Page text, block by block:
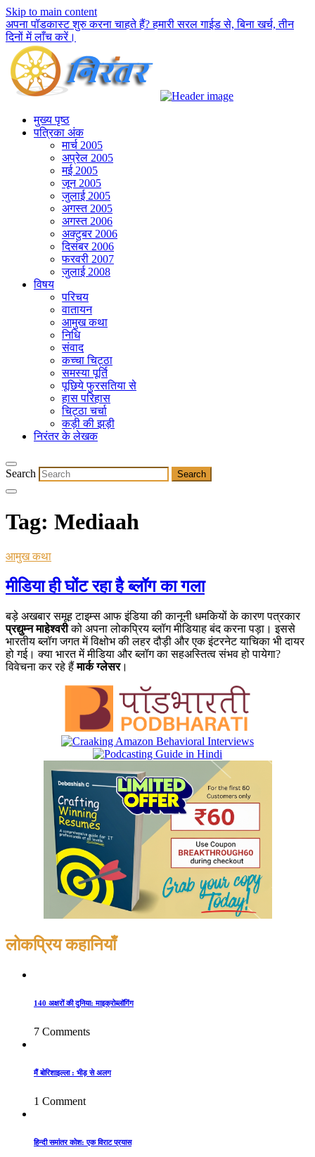
Skip to main content
अपना पॉडकास्ट शुरु करना चाहते हैं? हमारी सरल गाईड से, बिना खर्च, तीन
दिनों में लाँच करें।
मुख्य पृष्ठ
पत्रिका अंक
मार्च 2005
अप्रेल 2005
मई 2005
जून 2005
जुलाई 2005
अगस्त 2005
अगस्त 2006
अक्टुबर 2006
दिसंबर 2006
फरवरी 2007
जुलाई 2008
विषय
परिचय
वातायन
आमुख कथा
निधि
संवाद
कच्चा चिट्ठा
समस्या पूर्ति
पूछिये फुरसतिया से
हास परिहास
चिट्ठा चर्चा
कड़ी की झड़ी
निरंतर के लेखक
Search
Tag: Mediaah
आमुख कथा
मीडिया ही घोंट रहा है ब्लॉग का गला
बड़े अखबार समूह टाइम्स आफ इंडिया की कानूनी धमकियों के कारण पत्रकार
प्रद्युम्न माहेश्वरीको अपना लोकप्रिय ब्लॉग मीडियाह बंद करना पड़ा। इससे
भारतीय ब्लॉग जगत में विक्षोभ की लहर दौड़ी और एक इंटरनेट याचिका भी दायर
हो गई। क्या भारत में मीडिया और ब्लॉग का सहअस्तित्व संभव हो पायेगा?
विवेचना कर रहे हैंमार्क ग्लेसर।
लोकप्रिय कहानियाँ
140 अक्षरों की दुनिया: माइक्रोब्लॉगिंग
7 Comments
मैं बोरिशाइल्ला : भीड़ से अलग
1 Comment
हिन्दी समांतर कोश: एक विराट प्रयास